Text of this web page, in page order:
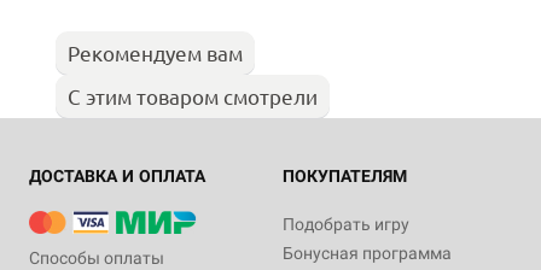
Рекомендуем вам
С этим товаром смотрели
ДОСТАВКА И ОПЛАТА
Способы оплаты
ПОКУПАТЕЛЯМ
Подобрать игру
Бонусная программа